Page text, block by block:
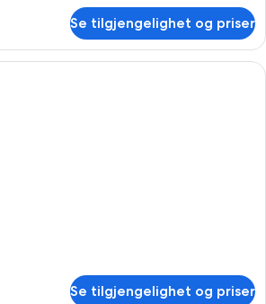
Se tilgjengelighet og priser
Suite – junior | Sengetøy av topp
Se tilgjengelighet og priser